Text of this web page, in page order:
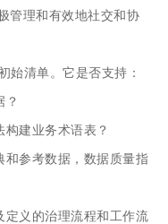
管理和有效地社交和协
始清单。它是否支持：
？
建业务术语表？
和参考数据，数据质量指
定义的治理流程和工作流